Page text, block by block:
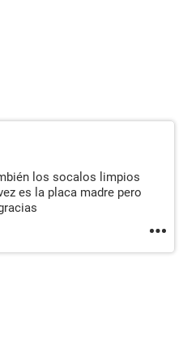
los socalos limpios
es la placa madre pero